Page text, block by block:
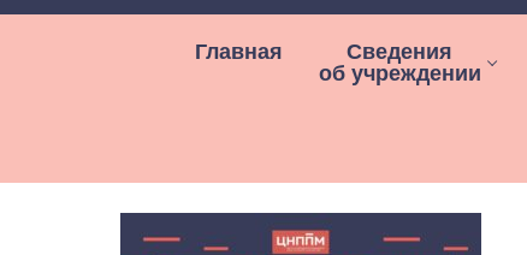
Главная
Сведения
об учреждении